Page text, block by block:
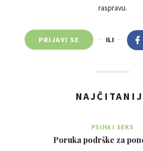
raspravu.
PRIJAVI SE ILI
PSIHA I SEKS
Poruka podrške za